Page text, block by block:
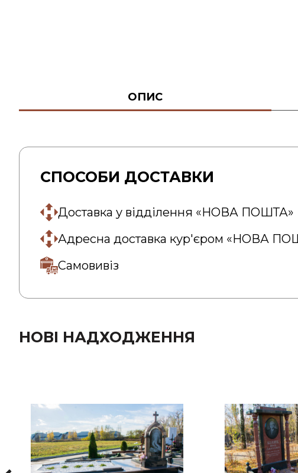
ОПИС
СПОСОБИ ДОСТАВКИ
Доставка у відділення «НОВА ПОШТА»
Адресна доставка кур'єром «НОВА
Самовивіз
НОВІ НАДХОДЖЕННЯ